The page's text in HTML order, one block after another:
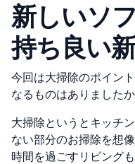
新しいソ
持ち良い
今回は大掃除のポイン
なるものはありましたか
大掃除というとキッチ
ない部分のお掃除を想
時間を過ごすリビング